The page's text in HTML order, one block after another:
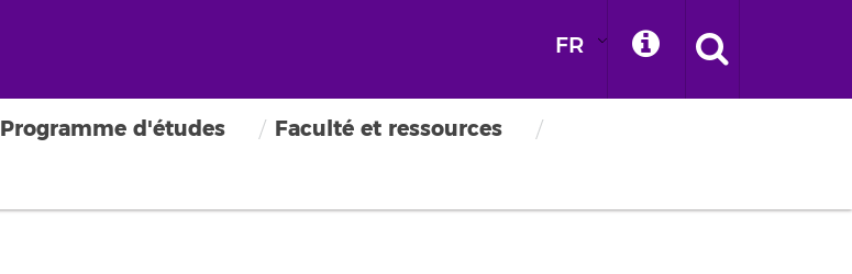
FR
Programme d'études
Faculté et ressources